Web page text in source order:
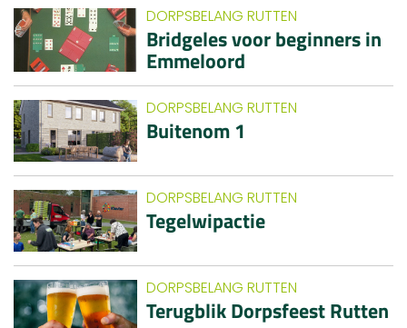
DORPSBELANG RUTTEN
Bridgeles voor beginners in
Emmeloord
DORPSBELANG RUTTEN
Buitenom 1
DORPSBELANG RUTTEN
Tegelwipactie
DORPSBELANG RUTTEN
Terugblik Dorpsfeest Rutten